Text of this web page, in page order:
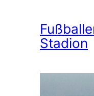
Stadion